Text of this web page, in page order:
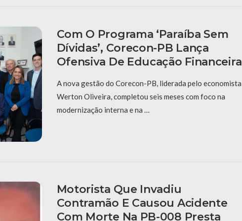
Com O Programa ‘Paraíba Sem
Dívidas’, Corecon-PB Lança
Ofensiva De Educação Financeira
A nova gestão do Corecon-PB, liderada pelo economista
Werton Oliveira, completou seis meses com foco na
modernização interna e na …
Motorista Que Invadiu
Contramão E Causou Acidente
Com Morte Na PB-008 Presta